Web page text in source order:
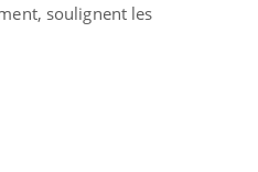
soulignent les